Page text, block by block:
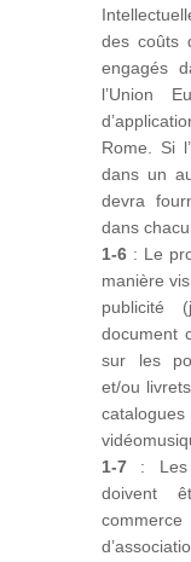
des coûts
engagés
l’Union
Rome. Si
dans un
devra
dans
1-6 : Le
manière
publicité
document
sur les
et/ou
1-7 : Les
doivent